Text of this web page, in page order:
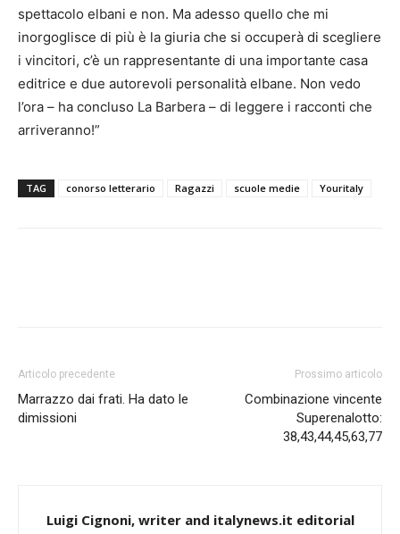
spettacolo elbani e non. Ma adesso quello che mi
inorgoglisce di più è la giuria che si occuperà di scegliere
i vincitori, c’è un rappresentante di una importante casa
editrice e due autorevoli personalità elbane. Non vedo
l’ora – ha concluso La Barbera – di leggere i racconti che
arriveranno!”
TAG conorso letterario Ragazzi scuole medie Youritaly
Articolo precedente
Marrazzo dai frati. Ha dato le
dimissioni
Prossimo articolo
Combinazione vincente
Superenalotto:
38,43,44,45,63,77
Luigi Cignoni, writer and italynews.it editorial